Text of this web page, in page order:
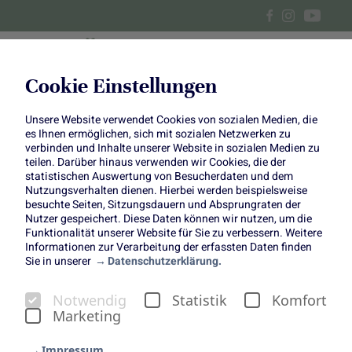
Cookie Einstellungen
Unsere Website verwendet Cookies von sozialen Medien, die
es Ihnen ermöglichen, sich mit sozialen Netzwerken zu
verbinden und Inhalte unserer Website in sozialen Medien zu
teilen. Darüber hinaus verwenden wir Cookies, die der
statistischen Auswertung von Besucherdaten und dem
Nutzungsverhalten dienen. Hierbei werden beispielsweise
besuchte Seiten, Sitzungsdauern und Absprungraten der
Nutzer gespeichert. Diese Daten können wir nutzen, um die
Funktionalität unserer Website für Sie zu verbessern. Weitere
Informationen zur Verarbeitung der erfassten Daten finden
Sie in unserer
Datenschutzerklärung.
Notwendig Statistik
Komfort
Marketing
Birnen-Cheesecake
Mit dem Beginn des Herbstes läuten wir auch eine neue
Saison köstlicher Backkreationen ein – und was könnte
besser dazu passen als unser Kuchen des Monats
Jenni vonMonsieur Muffin
hat für uns diesen leckeren
Birnen-Cheesecake entwickelt, der den Übergang vom